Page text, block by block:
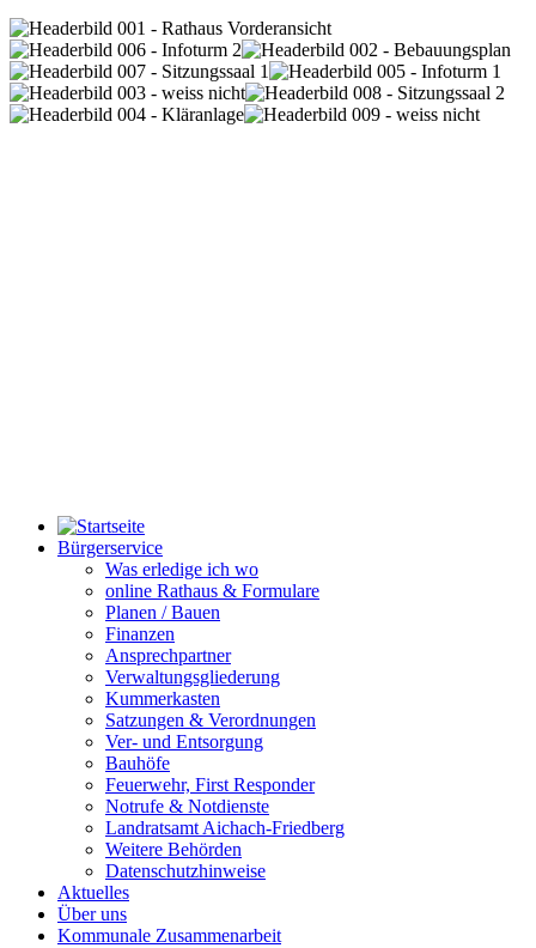
Bürgerservice
Was erledige ich wo
online Rathaus & Formulare
Planen / Bauen
Finanzen
Ansprechpartner
Verwaltungsgliederung
Kummerkasten
Satzungen & Verordnungen
Ver- und Entsorgung
Bauhöfe
Feuerwehr, First Responder
Notrufe & Notdienste
Landratsamt Aichach-Friedberg
Weitere Behörden
Datenschutzhinweise
Aktuelles
Über uns
Kommunale Zusammenarbeit